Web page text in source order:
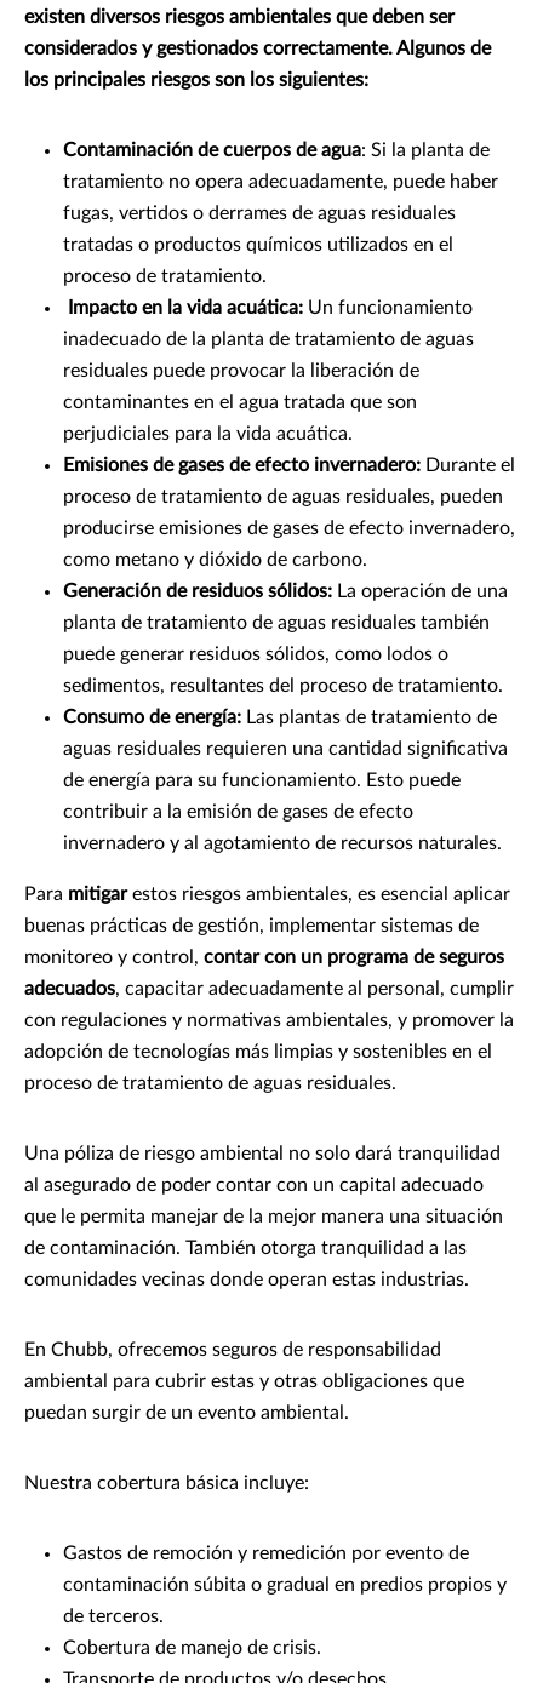
existen diversos riesgos ambientales que deben ser
considerados y gestionados correctamente. Algunos de
los principales riesgos son los siguientes:
Contaminación de cuerpos de agua: Si la planta de
tratamiento no opera adecuadamente, puede haber
fugas, vertidos o derrames de aguas residuales
tratadas o productos químicos utilizados en el
proceso de tratamiento.
Impacto en la vida acuática: Un funcionamiento
inadecuado de la planta de tratamiento de aguas
residuales puede provocar la liberación de
contaminantes en el agua tratada que son
perjudiciales para la vida acuática.
Emisiones de gases de efecto invernadero: Durante el
proceso de tratamiento de aguas residuales, pueden
producirse emisiones de gases de efecto invernadero,
como metano y dióxido de carbono.
Generación de residuos sólidos: La operación de una
planta de tratamiento de aguas residuales también
puede generar residuos sólidos, como lodos o
sedimentos, resultantes del proceso de tratamiento.
Consumo de energía: Las plantas de tratamiento de
aguas residuales requieren una cantidad significativa
de energía para su funcionamiento. Esto puede
contribuir a la emisión de gases de efecto
invernadero y al agotamiento de recursos naturales.
Para mitigarestos riesgos ambientales, es esencial aplicar
buenas prácticas de gestión, implementar sistemas de
monitoreo y control, contar con un programa de seguros
adecuados, capacitar adecuadamente al personal, cumplir
con regulaciones y normativas ambientales, y promover la
adopción de tecnologías más limpias y sostenibles en el
proceso de tratamiento de aguas residuales.
Una póliza de riesgo ambiental no solo dará tranquilidad
al asegurado de poder contar con un capital adecuado
que le permita manejar de la mejor manera una situación
de contaminación. También otorga tranquilidad a las
comunidades vecinas donde operan estas industrias.
En Chubb, ofrecemos seguros de responsabilidad
ambiental para cubrir estas y otras obligaciones que
puedan surgir de un evento ambiental.
Nuestra cobertura básica incluye:
Gastos de remoción y remedición por evento de
contaminación súbita o gradual en predios propios y
de terceros.
Cobertura de manejo de crisis.
Transporte de productos y/o desechos.